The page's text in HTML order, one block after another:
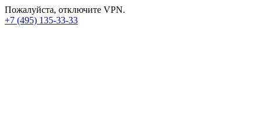
Пожалуйста, отключите VPN.
+7 (495) 135-33-33